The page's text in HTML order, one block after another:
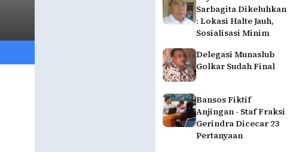
Sarbagita Dikeluhkan
: Lokasi Halte Jauh,
Sosialisasi Minim
Delegasi Munaslub
Golkar Sudah Final
Bansos Fiktif
Anjingan - Staf Fraksi
Gerindra Dicecar 23
Pertanyaan